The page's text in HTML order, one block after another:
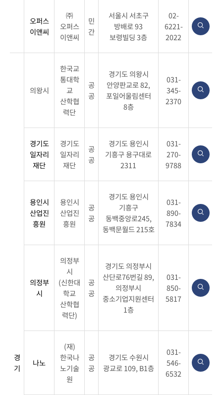
처,
오퍼스
이앤씨
㈜
오퍼스
이앤씨
민
간
서울시 서초구
방배로 93
보령빌딩 3층
02-
6221-
2022
경
기
의왕시
한국교
통대학
교
산학협
력단
공
공
경기도 의왕시
안양판교로 82,
포일어울림센터
8층
031-
345-
2370
경기도
일자리
재단
경기도
일자리
재단
공
공
경기도 용인시
기흥구 용구대로
2311
031-
270-
9788
용인시
산업진
흥원
용인시
산업진
흥원
공
공
경기도 용인시
기흥구
동백중앙로245,
동백문월드 215호
031-
890-
7834
의정부
시
의정부
시
(신한대
학교
산학협
력단)
공
공
경기도 의정부시
산단로76번길 89,
의정부시
중소기업지원센터
1층
031-
850-
5817
나노
(재)
한국나
노기술
원
공
공
경기도 수원시
광교로 109, B1층
031-
546-
6532